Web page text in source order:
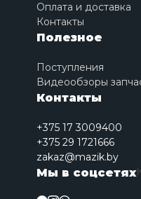
Оплата и доставка
Контакты
Полезное
Поступления
Видеообзоры
Контакты
+375 17 3009400
+375 29 1721666
zakaz@mazik.by
Мы в соцсетях